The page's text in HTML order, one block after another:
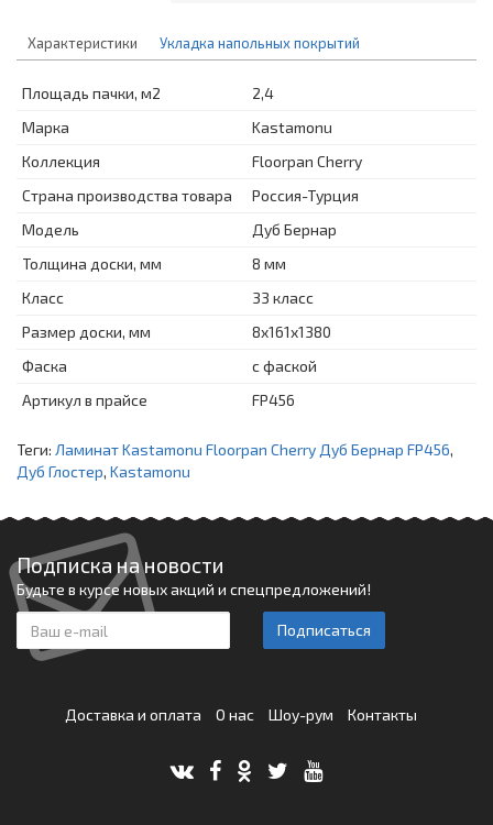
Характеристики Укладка напольных покрытий
Площадь пачки, м2
2,4
Марка
Kastamonu
Коллекция
Floorpan Cherry
Страна производства товара
Россия-Турция
Модель
Дуб Бернар
Толщина доски, мм
8 мм
Класс
33 класс
Размер доски, мм
8x161x1380
Фаска
с фаской
Артикул в прайсе
FP456
Теги: Ламинат Kastamonu Floorpan Cherry Дуб Бернар FP456,
Дуб Глостер, Kastamonu
Подписка на новости
Будьте в курсе новых акций и спецпредложений!
Подписаться
Доставка и оплата О нас Шоу-рум Контакты